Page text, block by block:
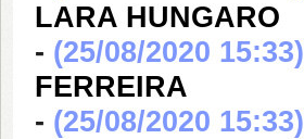
LARA HUNGARO
- (25/08/2020 15:33)
FERREIRA
- (25/08/2020 15:33)